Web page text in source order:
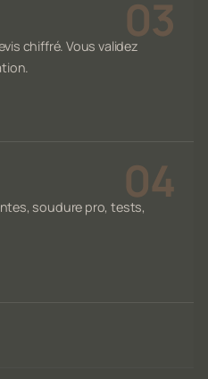
chiffré. Vous validez
soudure pro, tests,